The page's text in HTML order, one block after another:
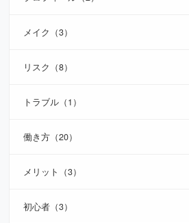
メイク（3）
リスク（8）
トラブル（1）
働き方（20）
メリット（3）
初心者（3）